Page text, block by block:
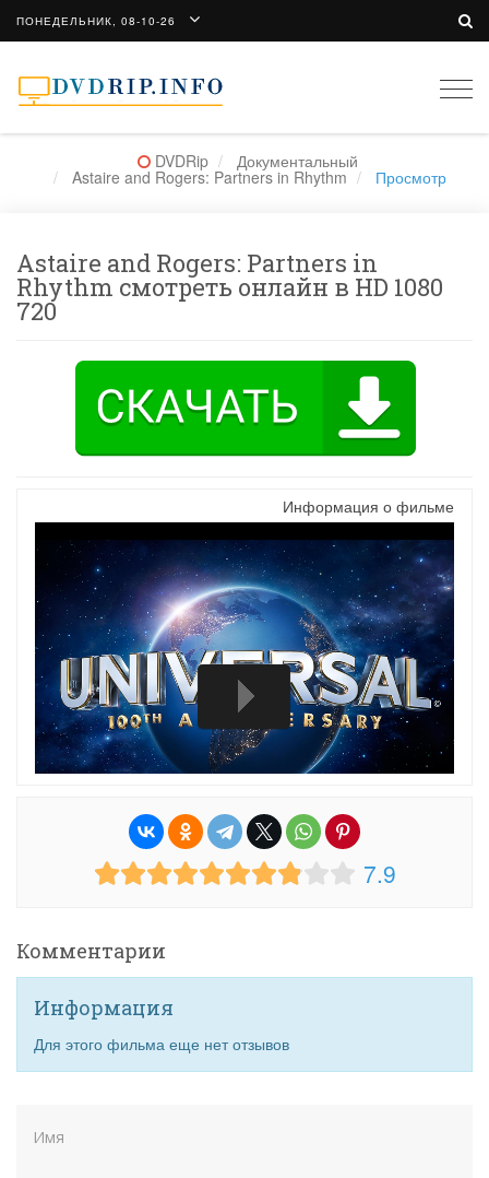
ПОНЕДЕЛЬНИК, 08-10-26
DVDRip Документальный
Astaire and Rogers: Partners in Rhythm Просмотр
Astaire and Rogers: Partners in
Rhythm смотреть онлайн в HD 1080
720
Информация о фильме
7.9
Комментарии
Информация
Для этого фильма еще нет отзывов